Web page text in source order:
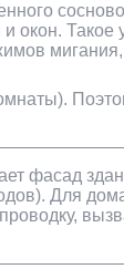
окон.
фасад
Для